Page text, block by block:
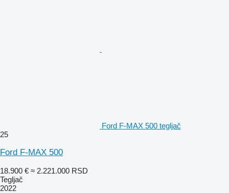
Ford F-MAX 500 tegljač
25
Ford F-MAX 500
18.900 € ≈ 2.221.000 RSD
Tegljač
2022